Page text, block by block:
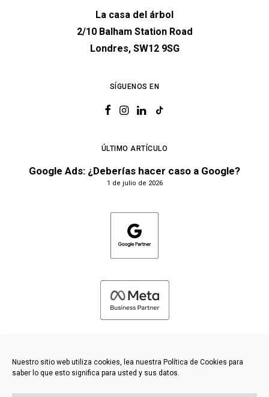
Nuestro sitio web utiliza cookies, lea nuestra Política de Cookies para
saber lo que esto significa para usted y sus datos.
La casa del árbol
2/10 Balham Station Road
Londres, SW12 9SG
SÍGUENOS EN
ÚLTIMO ARTÍCULO
Google Ads: ¿Deberías hacer caso a Google?
1 de julio de 2026